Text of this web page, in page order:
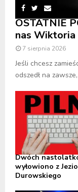
OSTATNIE
nas Wiktoria
7 sierpnia 2026
Jeśli chcesz
odszedł na
Dwóch
wyłowiono z
Durowskiego